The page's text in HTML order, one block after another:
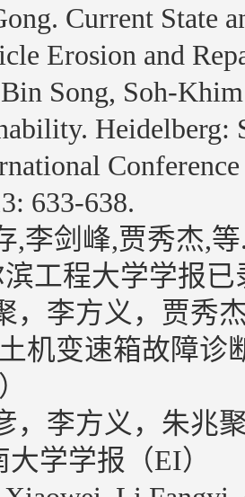
Current State
Erosion and
Song, Soh-
Heidelberg:
633-638.
,李剑峰,贾秀杰,
工程大学学报已
，李方义，贾秀
机变速箱故障诊
，李方义，朱兆
学学报（EI）